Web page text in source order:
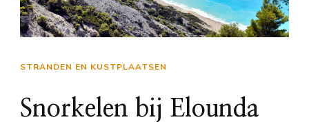
STRANDEN EN KUSTPLAATSEN
Snorkelen bij Elounda